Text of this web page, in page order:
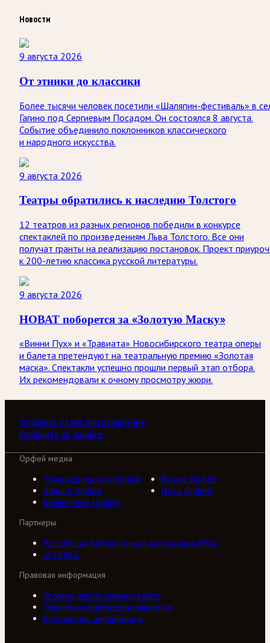
Новости
9 августа 2026
От этники до классики
Более тысячи человек посетили «Шаляпин-фестиваль» в
Гагино под Сергиевым Посадом. Он состоялся 8 августа.
Событие объединило поклонников классического
и народного искусства.
9 августа 2026
Театры обратились к наследию Толстого
12 театров из разных регионов победили в конкурсе
спектаклей по произведениям Льва Толстого. Все они
получат гранты на реализацию постановок. Проект
к 200-летию классика русской литературы.
9 августа 2026
НОВАТ поборется за «Золотую Маску»
«Винни Пух» и «Травиата» Новосибирского театра оперы
и балета претендуют на театральную премию «Золотая
маска». Спектакли успешно прошли первый этап отбора.
Их рекомендовали к очному просмотру жюри.
Оставить отзыв или пожелание
Сообщить об ошибке
Орфей медиа
Телерадиоцентр Орфей
Видео Орфей
Афиша Орфей
Ноты Орфей
Коллективы Орфей
Партнеры
Российская библиотечная ассоциация (РБА)
///ТРАКТ
Правовая информация
Условия использования сайта
Политика конфиденциальности
Контактная информация